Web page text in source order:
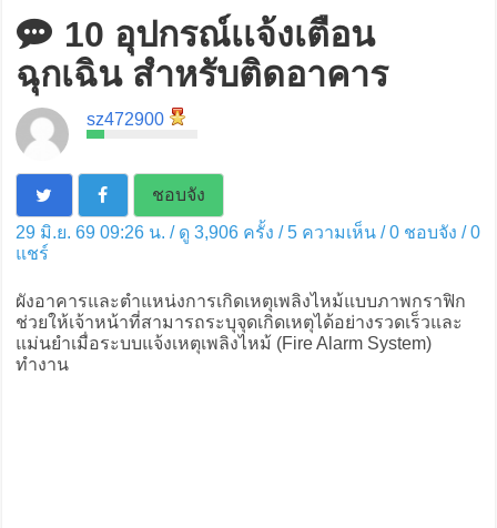
10 อุปกรณ์เเจ้งเตือน
ฉุกเฉิน สำหรับติดอาคาร
sz472900
ชอบจัง
29 มิ.ย. 69 09:26 น. / ดู 3,906 ครั้ง / 5 ความเห็น /0ชอบจัง /0
แชร์
ผังอาคารและตำแหน่งการเกิดเหตุเพลิงไหม้แบบภาพกราฟิก
ช่วยให้เจ้าหน้าที่สามารถระบุจุดเกิดเหตุได้อย่างรวดเร็วและ
แม่นยำเมื่อระบบแจ้งเหตุเพลิงไหม้ (Fire Alarm System)
ทำงาน